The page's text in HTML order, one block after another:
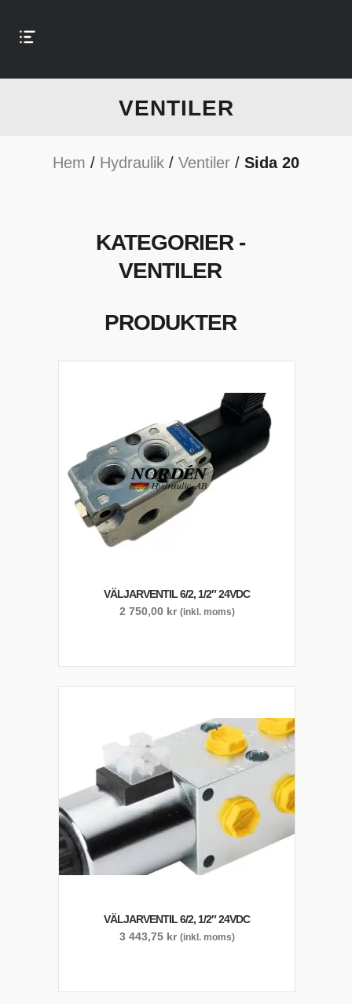
VENTILER
Hem / Hydraulik / Ventiler / Sida 20
KATEGORIER -
VENTILER
PRODUKTER
VÄLJARVENTIL 6/2, 1/2″ 24VDC
2 750,00 kr (inkl. moms)
VÄLJARVENTIL 6/2, 1/2″ 24VDC
3 443,75 kr (inkl. moms)